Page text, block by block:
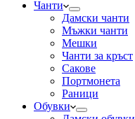
Чанти
Дамски чанти
Мъжки чанти
Мешки
Чанти за кръст
Сакове
Портмонета
Раници
Обувки